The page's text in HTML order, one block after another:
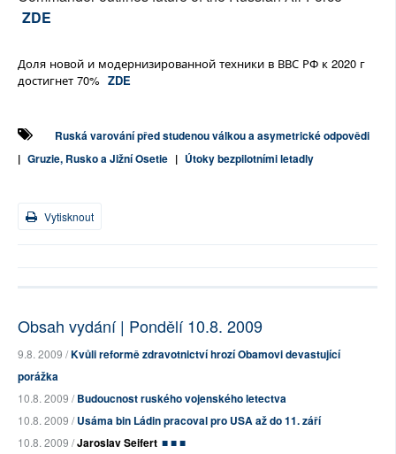
ZDE
Доля новой и модернизированной техники в ВВС РФ к 2020 г
достигнет 70% ZDE
Ruská varování před studenou válkou a asymetrické odpovědi
| Gruzie, Rusko a Jižní Osetie | Útoky bezpilotními letadly
Vytisknout
Obsah vydání | Pondělí 10.8. 2009
9.8. 2009 /Kvůli reformě zdravotnictví hrozí Obamovi devastující
porážka
10.8. 2009 /Budoucnost ruského vojenského letectva
10.8. 2009 /Usáma bin Ládin pracoval pro USA až do 11. září
10.8. 2009 /Jaroslav Seifert ■ ■ ■